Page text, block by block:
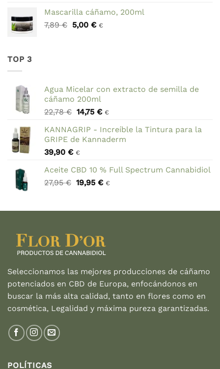
original
era:
actual
Mascarilla cáñamo, 200ml
7,89€ El
5,00 €El
€
TOP 3
Agua Micelar con extracto de semilla de
cáñamo 200ml
22,78€ El
original
era:
22,78 €.
14,75 €El
actual
es:
€
KANNAGRIP - Increíble la Tintura para la
GRIPE de Kannaderm
39,90 € €
Aceite CBD 10 % Full Spectrum Cannabidiol
27,95€ El
era:
19,95 €El
es:
€
Seleccionamos las mejores producciones de cáñamo
potenciados en CBD de Europa, enfocándonos en
buscar la más alta calidad, tanto en flores como en
cosmética, Legalidad y máxima pureza garantizadas.
POLÍTICAS